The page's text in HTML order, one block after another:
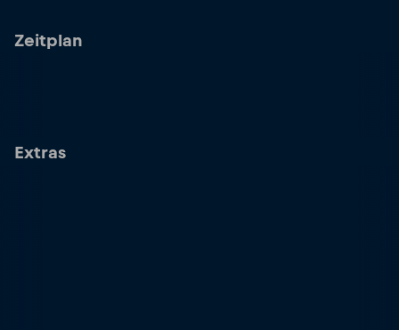
Zeitplan
Extras